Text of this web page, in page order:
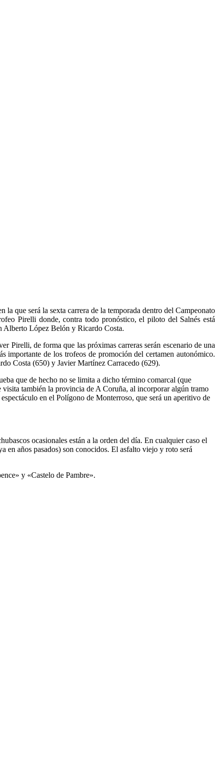
que será la sexta carrera de la temporada dentro del Campeonato
Pirelli donde, contra todo pronóstico, el piloto del Salnés está
Alberto López Belón y Ricardo Costa.
Pirelli, de forma que las próximas carreras serán escenario de una
importante de los trofeos de promoción del certamen autonómico.
Costa (650) y Javier Martínez Carracedo (629).
que de hecho no se limita a dicho término comarcal (que
también la provincia de A Coruña, al incorporar algún tramo
en el Polígono de Monterroso, que será un aperitivo de
ocasionales están a la orden del día. En cualquier caso el
en años pasados) son conocidos. El asfalto viejo y roto será
y «Castelo de Pambre».